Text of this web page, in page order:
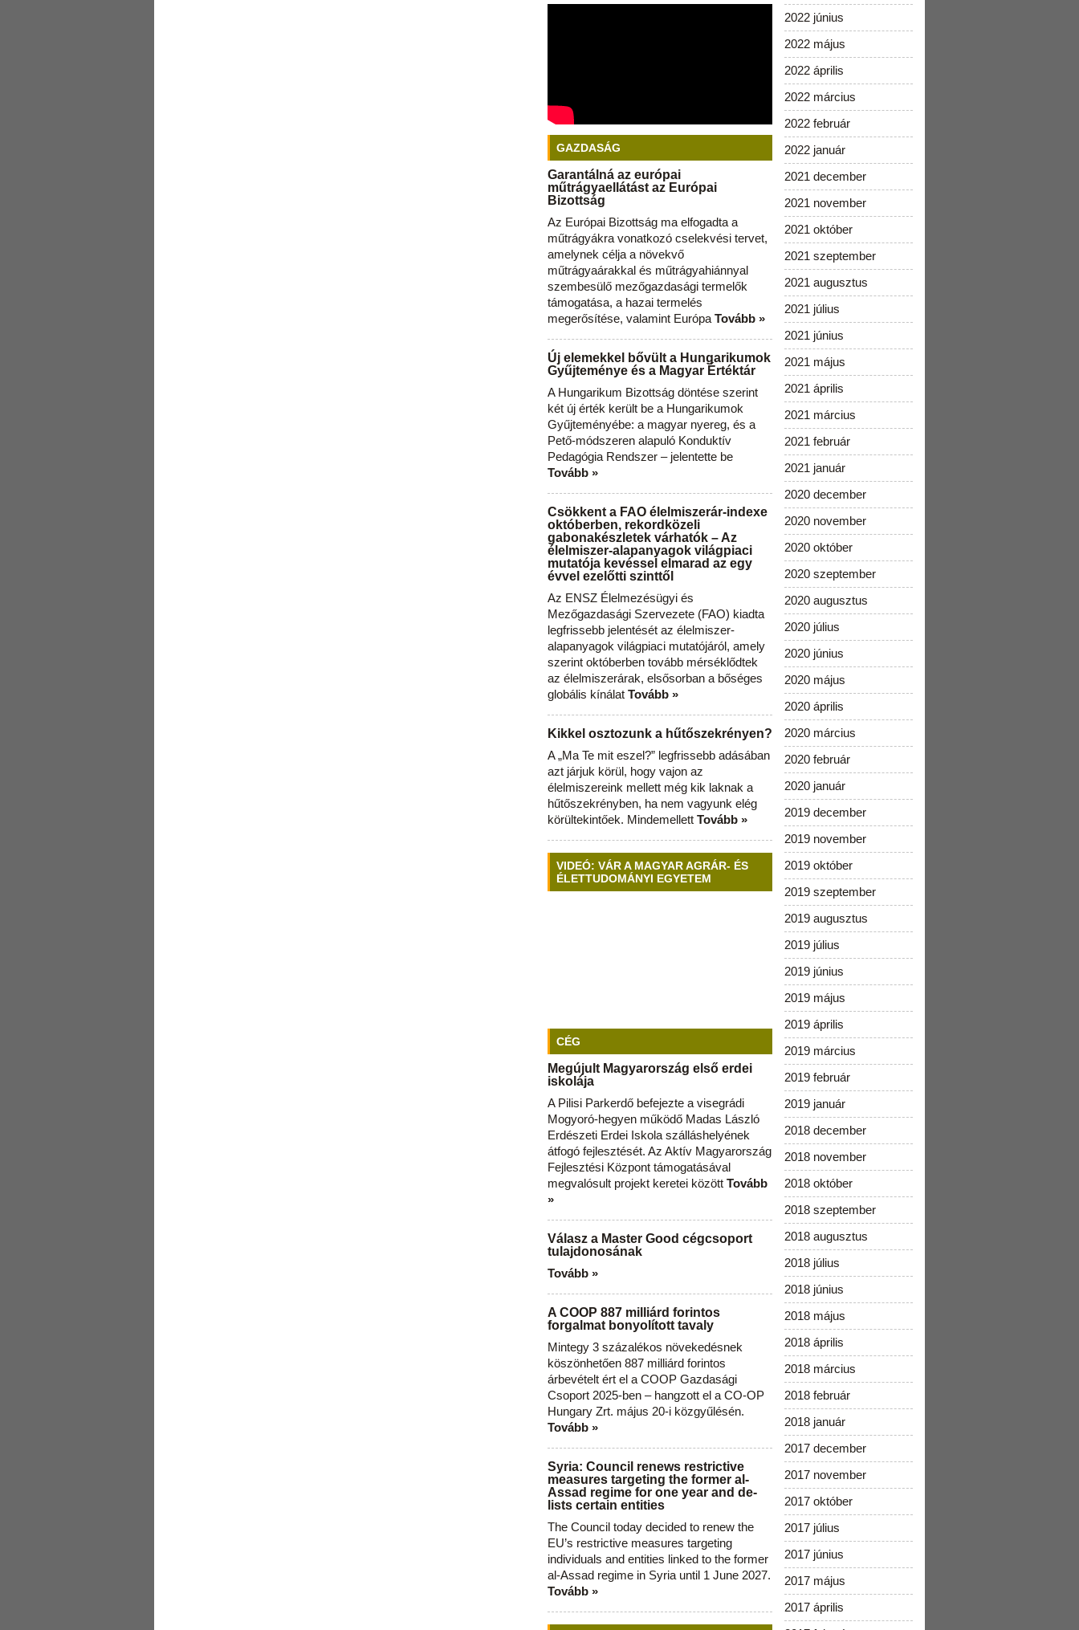
GAZDASÁG
Garantálná az európai
műtrágyaellátást az Európai
Bizottság
Az Európai Bizottság ma elfogadta a
műtrágyákra vonatkozó cselekvési tervet,
amelynek célja a növekvő
műtrágyaárakkal és műtrágyahiánnyal
szembesülő mezőgazdasági termelők
támogatása, a hazai termelés
megerősítése, valamint Európa Tovább »
Új elemekkel bővült a Hungarikumok
Gyűjteménye és a Magyar Értéktár
A Hungarikum Bizottság döntése szerint
két új érték került be a Hungarikumok
Gyűjteményébe: a magyar nyereg, és a
Pető-módszeren alapuló Konduktív
Pedagógia Rendszer – jelentette be
Tovább »
Csökkent a FAO élelmiszerár-indexe
októberben, rekordközeli
gabonakészletek várhatók – Az
élelmiszer-alapanyagok világpiaci
mutatója kevéssel elmarad az egy
évvel ezelőtti szinttől
Az ENSZ Élelmezésügyi és
Mezőgazdasági Szervezete (FAO) kiadta
legfrissebb jelentését az élelmiszer-
alapanyagok világpiaci mutatójáról, amely
szerint októberben tovább mérséklődtek
az élelmiszerárak, elsősorban a bőséges
globális kínálat Tovább »
Kikkel osztozunk a hűtőszekrényen?
A „Ma Te mit eszel?” legfrissebb adásában
azt járjuk körül, hogy vajon az
élelmiszereink mellett még kik laknak a
hűtőszekrényben, ha nem vagyunk elég
körültekintőek. Mindemellett Tovább »
VIDEÓ: VÁR A MAGYAR AGRÁR- ÉS
ÉLETTUDOMÁNYI EGYETEM
CÉG
Megújult Magyarország első erdei
iskolája
A Pilisi Parkerdő befejezte a visegrádi
Mogyoró-hegyen működő Madas László
Erdészeti Erdei Iskola szálláshelyének
átfogó fejlesztését. Az Aktív Magyarország
Fejlesztési Központ támogatásával
megvalósult projekt keretei között Tovább
»
Válasz a Master Good cégcsoport
tulajdonosának
Tovább »
A COOP 887 milliárd forintos
forgalmat bonyolított tavaly
Mintegy 3 százalékos növekedésnek
köszönhetően 887 milliárd forintos
árbevételt ért el a COOP Gazdasági
Csoport 2025-ben – hangzott el a CO-OP
Hungary Zrt. május 20-i közgyűlésén.
Tovább »
Syria: Council renews restrictive
measures targeting the former al-
Assad regime for one year and de-
lists certain entities
The Council today decided to renew the
EU’s restrictive measures targeting
individuals and entities linked to the former
al-Assad regime in Syria until 1 June 2027.
Tovább »
2022 június
2022 május
2022 április
2022 március
2022 február
2022 január
2021 december
2021 november
2021 október
2021 szeptember
2021 augusztus
2021 július
2021 június
2021 május
2021 április
2021 március
2021 február
2021 január
2020 december
2020 november
2020 október
2020 szeptember
2020 augusztus
2020 július
2020 június
2020 május
2020 április
2020 március
2020 február
2020 január
2019 december
2019 november
2019 október
2019 szeptember
2019 augusztus
2019 július
2019 június
2019 május
2019 április
2019 március
2019 február
2019 január
2018 december
2018 november
2018 október
2018 szeptember
2018 augusztus
2018 július
2018 június
2018 május
2018 április
2018 március
2018 február
2018 január
2017 december
2017 november
2017 október
2017 július
2017 június
2017 május
2017 április